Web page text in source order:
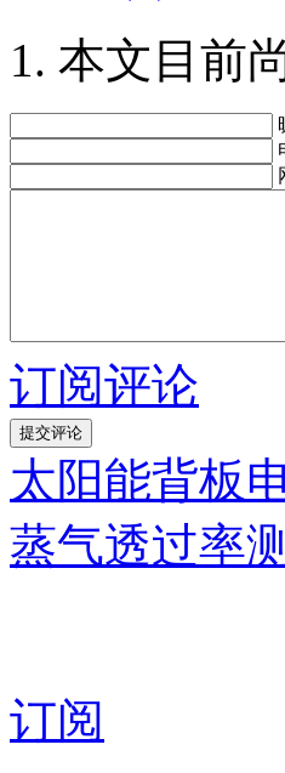
本文目前
订阅评论
太阳能背板
蒸气透过率
订阅